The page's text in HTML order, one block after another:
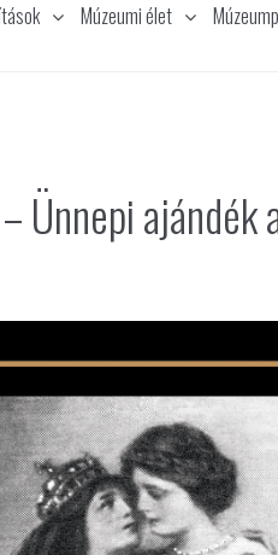
Múzeumi élet
Ünnepi ajándék